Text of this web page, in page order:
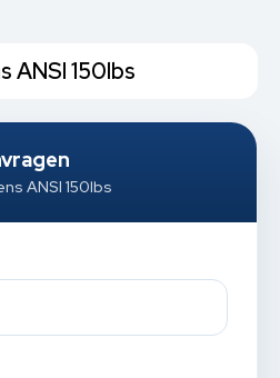
ANSI 150lbs
ANSI 150lbs